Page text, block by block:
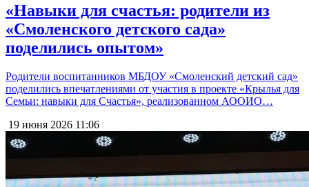
«Навыки для счастья: родители из
«Смоленского детского сада»
поделились опытом»
Родители воспитанников МБДОУ «Смоленский детский сад»
поделились впечатлениями от участия в проекте «Крылья для
Семьи: навыки для Счастья», реализованном АООИО…
19 июня 2026 11:06